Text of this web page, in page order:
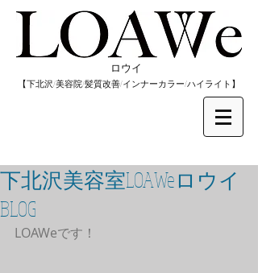
​ロウイ
​【下北沢/美容院/髪質改善/インナーカラー/​ハイライト】
下北沢美容室LOAWeロウイ
BLOG
LOAWeです！